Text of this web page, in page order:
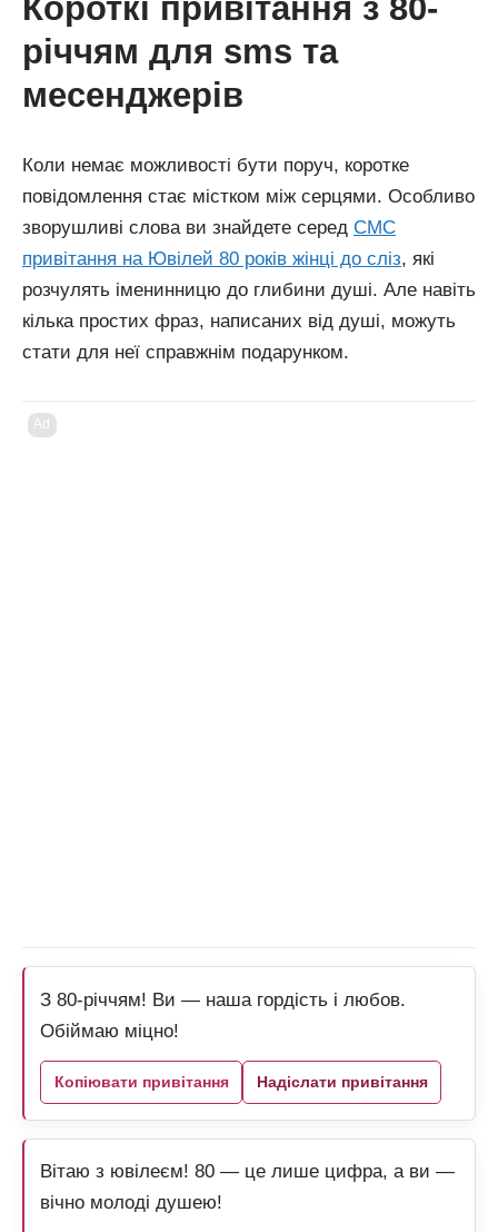
річчям для sms та
месенджерів
Коли немає можливості бути поруч, коротке
повідомлення стає містком між серцями. Особливо
зворушливі слова ви знайдете серед СМС
привітання на Ювілей 80 років жінці до сліз, які
розчулять іменинницю до глибини душі. Але навіть
кілька простих фраз, написаних від душі, можуть
стати для неї справжнім подарунком.
Ad
З 80-річчям! Ви — наша гордість і любов.
Обіймаю міцно!
Копіювати привітання Надіслати привітання
Вітаю з ювілеєм! 80 — це лише цифра, а ви —
вічно молоді душею!